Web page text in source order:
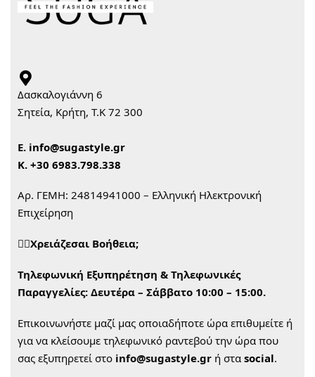
Δασκαλογιάννη 6
Σητεία, Κρήτη, Τ.Κ 72 300
Ε. info@sugastyle.gr
Κ. +30 6983.798.338
Αρ. ΓΕΜΗ: 24814941000 – Ελληνική Ηλεκτρονική
Επιχείρηση
🙋‍♀️Χρειάζεσαι Βοήθεια;
Τηλεφωνική Εξυπηρέτηση & Τηλεφωνικές
Παραγγελίες: Δευτέρα – Σάββατο 10:00 – 15:00.
Επικοινωνήστε μαζί μας οποιαδήποτε ώρα επιθυμείτε ή
για να κλείσουμε τηλεφωνικό ραντεβού την ώρα που
σας εξυπηρετεί στο info@sugastyle.gr ή στα social.